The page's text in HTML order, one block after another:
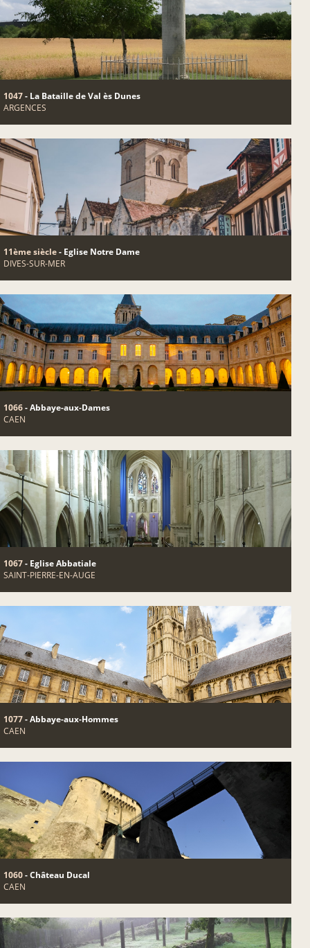
1047- La Bataille de Val ès Dunes
ARGENCES
11ème siècle- Eglise Notre Dame
DIVES-SUR-MER
1066- Abbaye-aux-Dames
CAEN
1067- Eglise Abbatiale
SAINT-PIERRE-EN-AUGE
1077- Abbaye-aux-Hommes
CAEN
1060- Château Ducal
CAEN